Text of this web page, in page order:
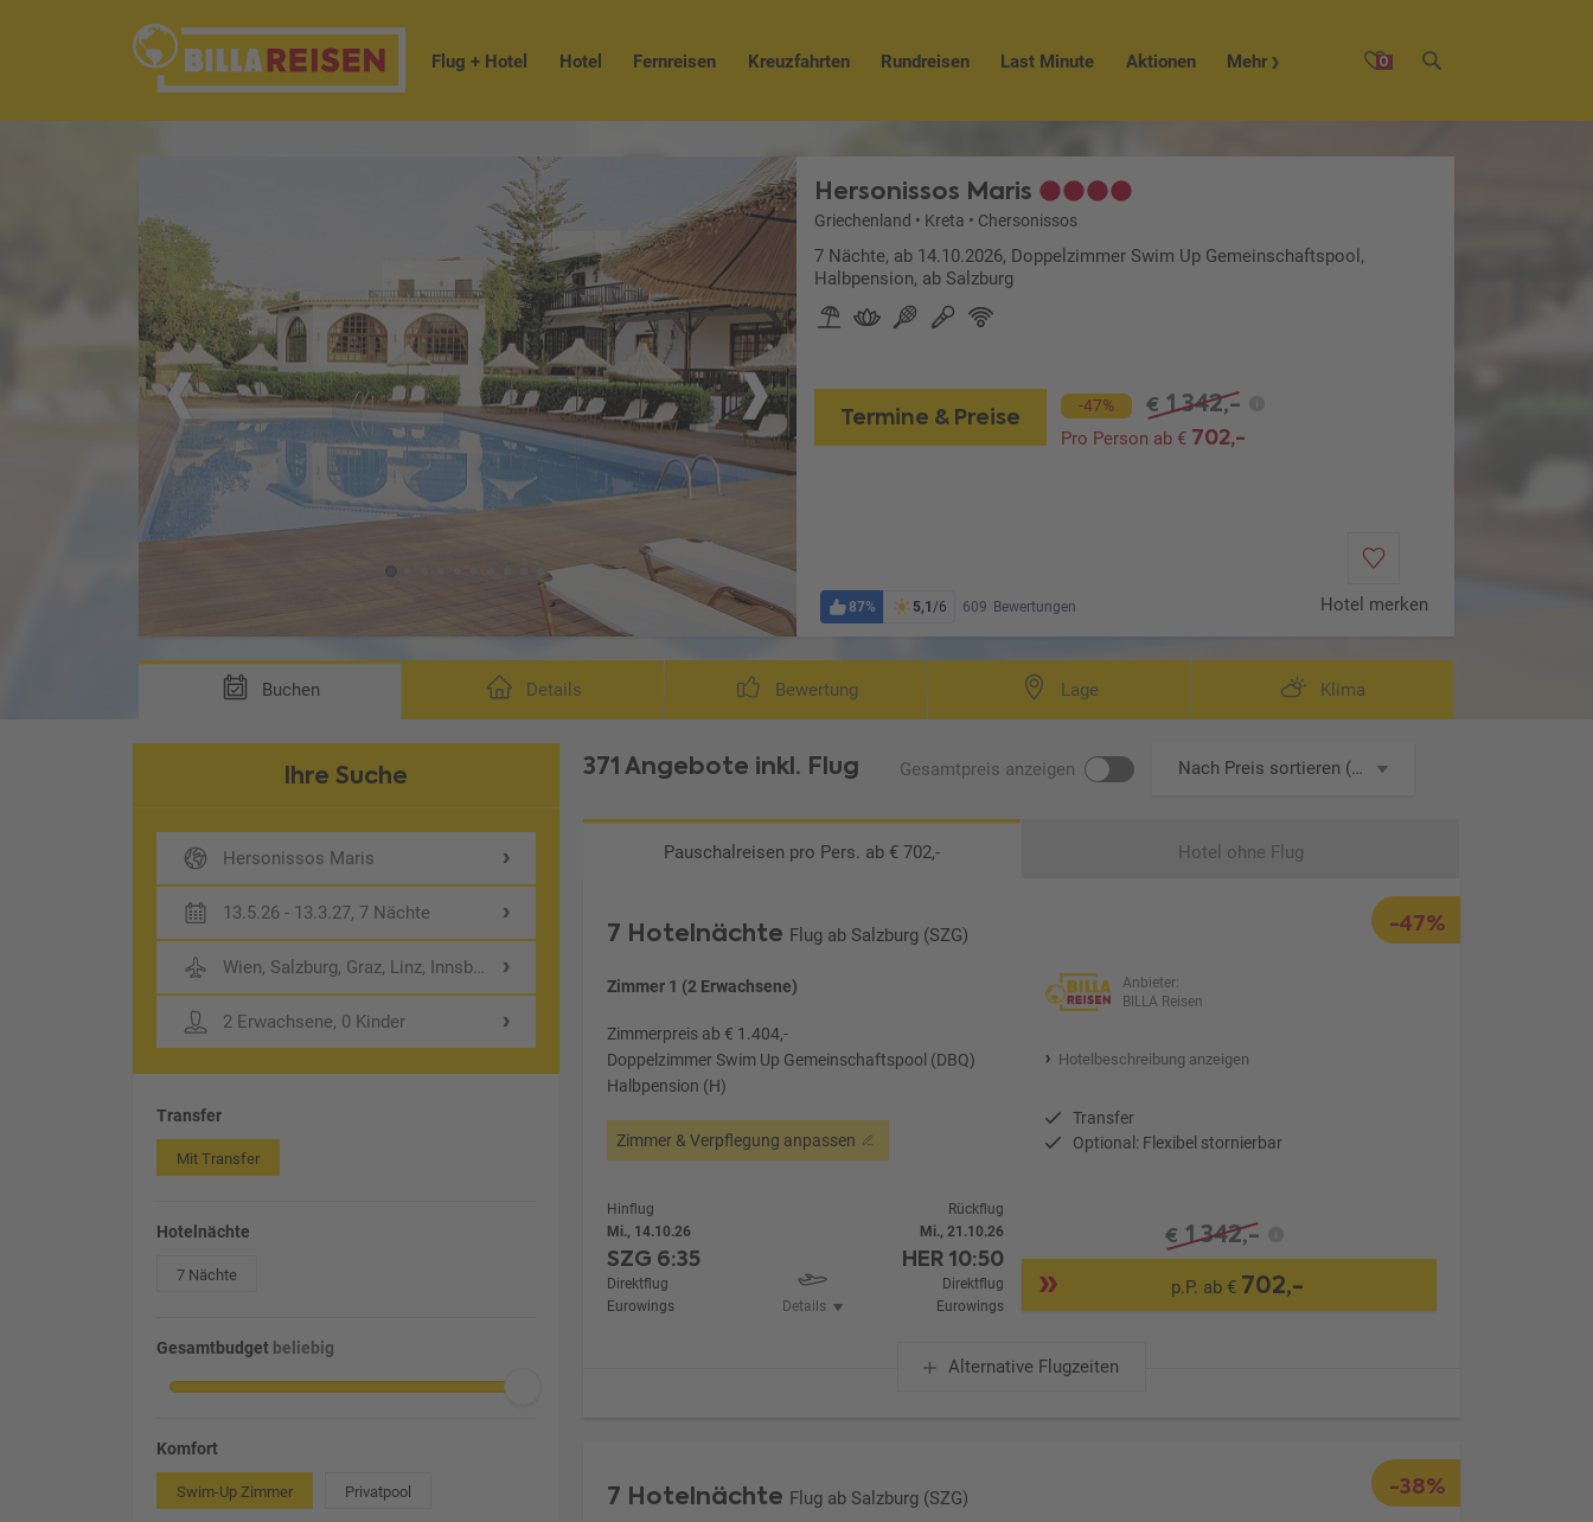
0
Flug + Hotel Hotel Fernreisen Kreuzfahrten Rundreisen Last Minute Aktionen Mehr
Hersonissos Maris
Griechenland • Kreta • Chersonissos
7 Nächte, ab 14.10.2026, Doppelzimmer Swim Up Gemeinschaftspool,
Halbpension, ab Salzburg
Termine & Preise -47% € 1.342,-
Pro Person ab €702,-
87% 5,1/6 609 Bewertungen Hotel merken
Buchen Details Bewertung Lage Klima
Ihre Suche
Hersonissos Maris
13.5.26 - 13.3.27, 7 Nächte
Wien, Salzburg, Graz, Linz, Innsbruck, Ljubljana/Laibach
2 Erwachsene, 0 Kinder
Transfer
Mit Transfer
Hotelnächte
7 Nächte
Gesamtbudget beliebig
Komfort
Swim-Up Zimmer Privatpool
371 Angebote inkl. Flug Gesamtpreis anzeigen Nach Preis sortieren (aufsteigend)
Pauschalreisen pro Pers. ab € 702,- Hotel ohne Flug
-47%
7 Hotelnächte Flug ab Salzburg (SZG)
Zimmer 1 (2 Erwachsene)
Zimmerpreis ab € 1.404,-
Doppelzimmer Swim Up Gemeinschaftspool (DBQ)
Halbpension (H)
Zimmer & Verpflegung anpassen
Anbieter:
BILLA Reisen
Hotelbeschreibung anzeigen
Transfer
Optional: Flexibel stornierbar
Hinflug
Mi., 14.10.26
SZG 6:35
Direktflug
Eurowings
Details
Rückflug
Mi., 21.10.26
HER10:50
Direktflug
Eurowings
€ 1.342,-
p.P. ab € 702,-
Alternative Flugzeiten
-38%
7 Hotelnächte Flug ab Salzburg (SZG)